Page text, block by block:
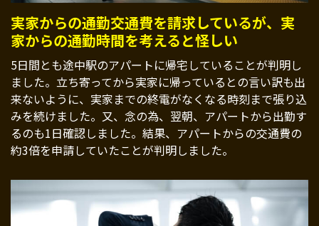
実家からの通勤交通費を請求しているが、実
家からの通勤時間を考えると怪しい
5日間とも途中駅のアパートに帰宅していることが判明し
ました。立ち寄ってから実家に帰っているとの言い訳も出
来ないように、実家までの終電がなくなる時刻まで張り込
みを続けました。又、念の為、翌朝、アパートから出勤す
るのも1日確認しました。結果、アパートからの交通費の
約3倍を申請していたことが判明しました。